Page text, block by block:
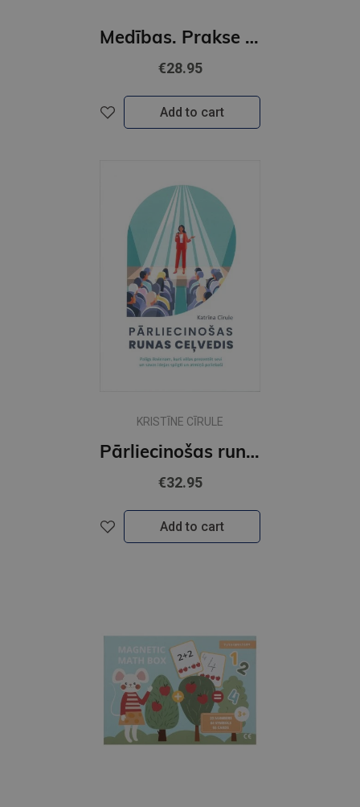
Medības. Prakse un pieredze Latvijā
€28.95
Add to cart
KRISTĪNE CĪRULE
Pārliecinošas runas ceļvedis
€32.95
Add to cart